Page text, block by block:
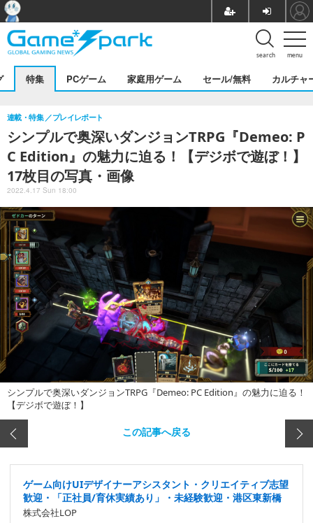
menu
search
特集 PCゲーム 家庭用ゲーム セール/無料 カルチャ
シンプルで奥深いダンジョンTRPG『Demeo: P
C Edition』の魅力に迫る！【デジボで遊ぼ！】
17枚目の写真・画像
連載・特集 プレイレポート
2022.4.17 Sun 18:00
シンプルで奥深いダンジョンTRPG『Demeo: PC Edition』の魅力に迫る！
【デジボで遊ぼ！】
この記事へ戻る
ゲーム向けUIデザイナーアシスタント・クリエイティブ志望
歓迎・「正社員/育休実績あり」・未経験歓迎・港区東新橋
株式会社LOP